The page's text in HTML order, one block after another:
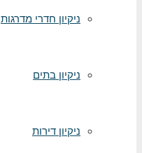
ניקיון חדרי מדרגות
ניקיון בתים
ניקיון דירות